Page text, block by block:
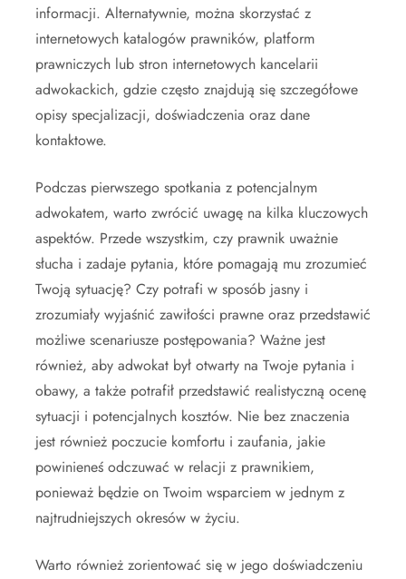
informacji. Alternatywnie, można skorzystać z
internetowych katalogów prawników, platform
prawniczych lub stron internetowych kancelarii
adwokackich, gdzie często znajdują się szczegółowe
opisy specjalizacji, doświadczenia oraz dane
kontaktowe.
Podczas pierwszego spotkania z potencjalnym
adwokatem, warto zwrócić uwagę na kilka kluczowych
aspektów. Przede wszystkim, czy prawnik uważnie
słucha i zadaje pytania, które pomagają mu zrozumieć
Twoją sytuację? Czy potrafi w sposób jasny i
zrozumiały wyjaśnić zawiłości prawne oraz przedstawić
możliwe scenariusze postępowania? Ważne jest
również, aby adwokat był otwarty na Twoje pytania i
obawy, a także potrafił przedstawić realistyczną ocenę
sytuacji i potencjalnych kosztów. Nie bez znaczenia
jest również poczucie komfortu i zaufania, jakie
powinieneś odczuwać w relacji z prawnikiem,
ponieważ będzie on Twoim wsparciem w jednym z
najtrudniejszych okresów w życiu.
Warto również zorientować się w jego doświadczeniu